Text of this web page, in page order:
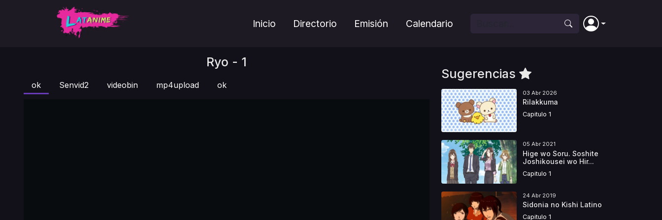
Inicio Directorio Emisión Calendario
Ryo - 1
ok Senvid2 videobin mp4upload ok
Sugerencias
03 Abr 2026
Rilakkuma
Capitulo 1
05 Abr 2021
Hige wo Soru. Soshite
Joshikousei wo Hir...
Capitulo 1
24 Abr 2019
Sidonia no Kishi Latino
Capitulo 1